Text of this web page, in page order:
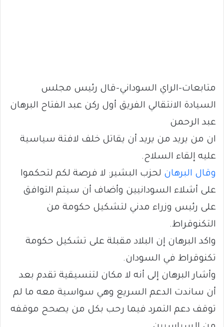
متابعات-الراي السوداني-قال رئيس مجلس
السيادة الانتقالي الفريق أول ركن عبد الفتاح البرهان
عبد الرحمن
ان من يريد من يريد أن يقاتل خلف لافتة سياسية
عليه إلقاء السلاح.
وقال البرهان لحزب البشير: لا فرصة لكم لتحكموا
على أشلاء السودانيين وأضاف أن سيتم التوافق
على رئيس وزراء مدني لتشكيل حكومة من
التكنوقراط.
واكد البرهان إن البلاد مقبلة على تشكيل حكومة
تكنوقراط في السودان.
وأشار البرهان إلى أنه لا مكان لتنسيقية تقدم بعد
أن ساندت الدعم السريع وهي سواسية معه ما لم
توقف دعم التمرد فيما رحب بكل من يصحح موقفه